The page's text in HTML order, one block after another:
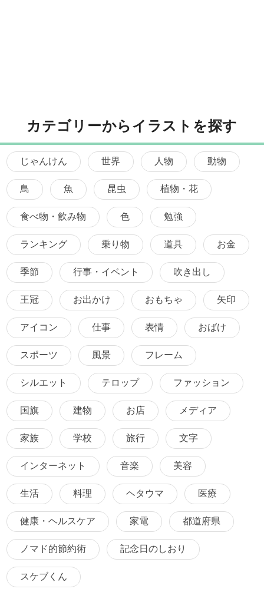
カテゴリーからイラストを探す
じゃんけん 世界 人物 動物
鳥 魚 昆虫 植物・花
食べ物・飲み物 色 勉強
ランキング 乗り物 道具 お金
季節 行事・イベント 吹き出し
王冠 お出かけ おもちゃ 矢印
アイコン 仕事 表情 おばけ
スポーツ 風景 フレーム
シルエット テロップ ファッション
国旗 建物 お店 メディア
家族 学校 旅行 文字
インターネット 音楽 美容
生活 料理 ヘタウマ 医療
健康・ヘルスケア 家電 都道府県
ノマド的節約術 記念日のしおり
スケブくん